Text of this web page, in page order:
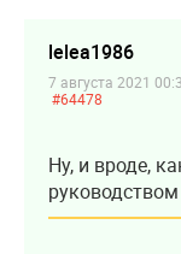
lelea1986
7 августа 2021
#64478
Ну, и вроде,